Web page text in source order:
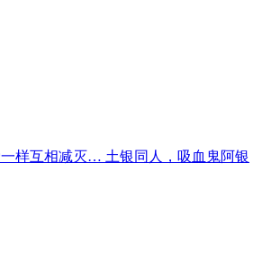
样互相减灭… 土银同人，吸血鬼阿银